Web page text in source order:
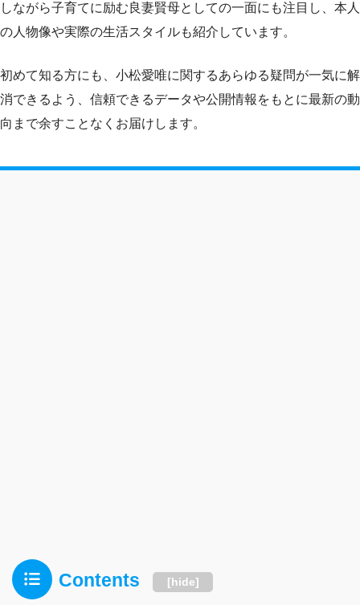
しながら子育てに励む良妻賢母としての一面にも注目し、本人
の人物像や実際の生活スタイルも紹介しています。
初めて知る方にも、小松愛唯に関するあらゆる疑問が一気に解
消できるよう、信頼できるデータや公開情報をもとに最新の動
向まで余すことなくお届けします。
Contents [hide]